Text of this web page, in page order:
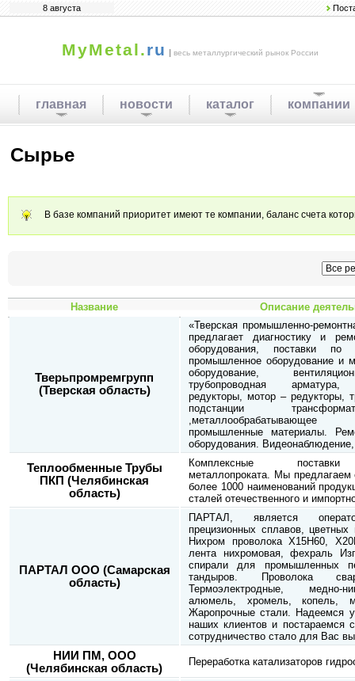
8 августа
MyMetal.ru | весь металлургический рынок России
главная новости каталог компании
Сырье
В базе компаний приоритет имеют те компании, баланс счета
Название Описание
Тверьпромремгрупп
(Тверская область)
«Тверская промышленно-
предлагает диагностику и
оборудования, поставки по
промышленное оборудование и
оборудование,
трубопроводная арматура,
редукторы, мотор – редукторы,
подстанции
промышленные материалы.
оборудования.
Теплообменные Трубы
ПКП (Челябинская
область)
Комплексные
металлопроката. Мы предлагаем
более 1000 наименований
сталей отечественного и
ПАРТАЛ ООО (Самарская
область)
ПАРТАЛ, является
прецизионных сплавов,
Нихром проволока Х15Н60,
лента нихромовая, фехраль
спирали для промышленных
тандыров. Проволока
Термоэлектродные, медно-
алюмель, хромель, копель,
Жаропрочные стали. Надеемся
наших клиентов и постараемся
сотрудничество стало для Вас
НИИ ПМ, ООО
(Челябинская область)
Переработка катализаторов